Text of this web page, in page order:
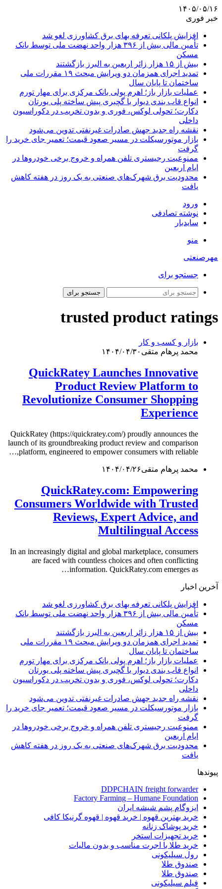
۱۴۰۵/۰۵/۱۶
خبر فوری
افزایش پلکانی تعرفه بهای برق کشاورزی لغو شد
تأمین مالی بیش از ۳۹۶ هزار واحد نهضت ملی توسط بانک
مسکن
بیش از ۱۵ هزار زائر اربعین به البرز بازگشتند
تمدید اجرای همزمان دو ویرایش مبحث ۱۹ مقررات ملی
ساختمان تا پایان سال
عملیات بازار باز؛ اهرم پولی بانک مرکزی برای مهار تورم
انواع قاب بندی دیوار با گچبری پیش ساخته پلی یورتان
دکارت؛ تحولی لوکس، فوری و بدون تخریب در دکوراسیون
داخلی
نقشه راه جدید جهش صادرات غیرنفتی تدوین می‌شود
بازار موتورسیکلت در مسیر صعود قیمت؛ تعمیر جای خرید را
گرفت
ممنوعیت رجیستری تلفن همراه و خروج برخی خودروها در
ایام اربعین
محدودیت برق شهرک‌های صنعتی به یک روز در هفته کاهش
یافت
ورود
نوشته تصادفی
سایدبار
منو
مهرصنعتی
جستجو برای
جستجو برای
trusted product ratings
بازار و کسب و کار
محمد پرهام متقی ۱۴۰۴/۰۴/۳۰
QuickRatey Launches Innovative
Product Review Platform to
Revolutionize Consumer Shopping
Experience
QuickRatey (https://quickratey.com/) proudly announces the
launch of its groundbreaking product review and comparison
platform, engineered to empower consumers with reliable,…
محمد پرهام متقی۱۴۰۴/۰۴/۲۶
QuickRatey.com: Empowering
Consumers Worldwide with Trusted
Reviews, Expert Advice, and
Multilingual Access
In an increasingly digital and global marketplace, consumers
are faced with countless choices and often conflicting
information. QuickRatey.com emerges as…
آخرین اخبار
افزایش پلکانی تعرفه بهای برق کشاورزی لغو شد
تأمین مالی بیش از ۳۹۶ هزار واحد نهضت ملی توسط بانک
مسکن
بیش از ۱۵ هزار زائر اربعین به البرز بازگشتند
تمدید اجرای همزمان دو ویرایش مبحث ۱۹ مقررات ملی
ساختمان تا پایان سال
عملیات بازار باز؛ اهرم پولی بانک مرکزی برای مهار تورم
انواع قاب بندی دیوار با گچبری پیش ساخته پلی یورتان
دکارت؛ تحولی لوکس، فوری و بدون تخریب در دکوراسیون
داخلی
نقشه راه جدید جهش صادرات غیرنفتی تدوین می‌شود
بازار موتورسیکلت در مسیر صعود قیمت؛ تعمیر جای خرید را
گرفت
ممنوعیت رجیستری تلفن همراه و خروج برخی خودروها در
ایام اربعین
محدودیت برق شهرک‌های صنعتی به یک روز در هفته کاهش
یافت
پیوندها
DDPCHAIN freight forwarder
Factory Farming – Humane Foundation
ایزوگام پشم شیشه ایران
خرید بهترین قهوه | خرید قهوه | قهوه گرنیکا کافی
خرید پوشاک زنانه
خرید تجهیزات استخر
خرید طلا با اجرت مناسب و بدون مالیات
رول سیلیکونی
صندوق طلا
صندوق طلا
فیلم سیلیکونی